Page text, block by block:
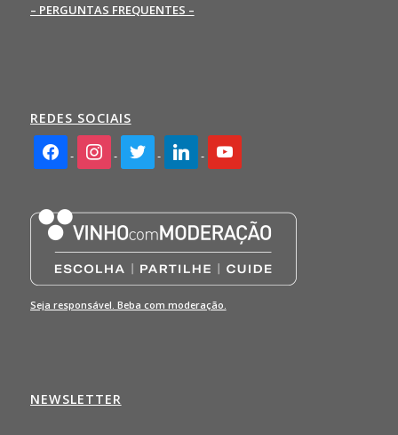
– PERGUNTAS FREQUENTES –
REDES SOCIAIS
facebook2instagramtwitter linkedin youtube
Seja responsável. Beba com moderação.
NEWSLETTER